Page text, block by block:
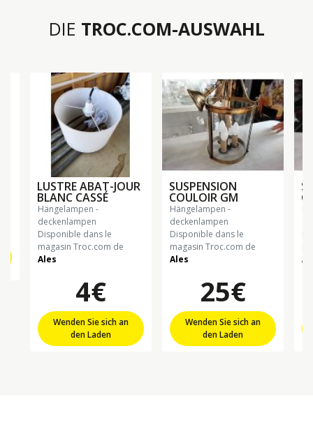
DIE TROC.COM-AUSWAHL
LUSTRE ABAT-JOUR
BLANC CASSÉ
hängelampen -
deckenlampen
Disponible dans le
magasin Troc.com de
Ales
4€
Wenden Sie sich an
den Laden
SUSPENSION
COULOIR GM
hängelampen -
deckenlampen
Disponible dans le
magasin Troc.com de
Ales
25€
Wenden Sie sich an
den Laden